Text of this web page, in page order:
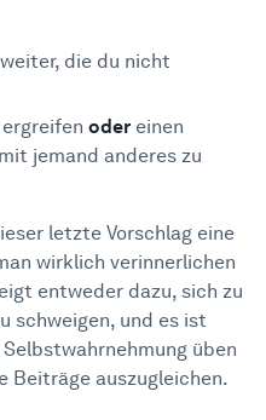
die du nicht
oder einen
jemand anderes zu
letzte Vorschlag eine
wirklich verinnerlichen
entweder dazu, sich zu
schweigen, und es ist
üben
Beiträge auszugleichen.